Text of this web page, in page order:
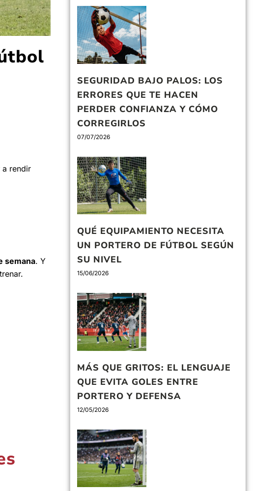
a rendir
semana. Y
SEGURIDAD BAJO PALOS: LOS
ERRORES QUE TE HACEN
PERDER CONFIANZA Y CÓMO
CORREGIRLOS
07/07/2026
QUÉ EQUIPAMIENTO NECESITA
UN PORTERO DE FÚTBOL SEGÚN
SU NIVEL
15/06/2026
MÁS QUE GRITOS: EL LENGUAJE
QUE EVITA GOLES ENTRE
PORTERO Y DEFENSA
12/05/2026